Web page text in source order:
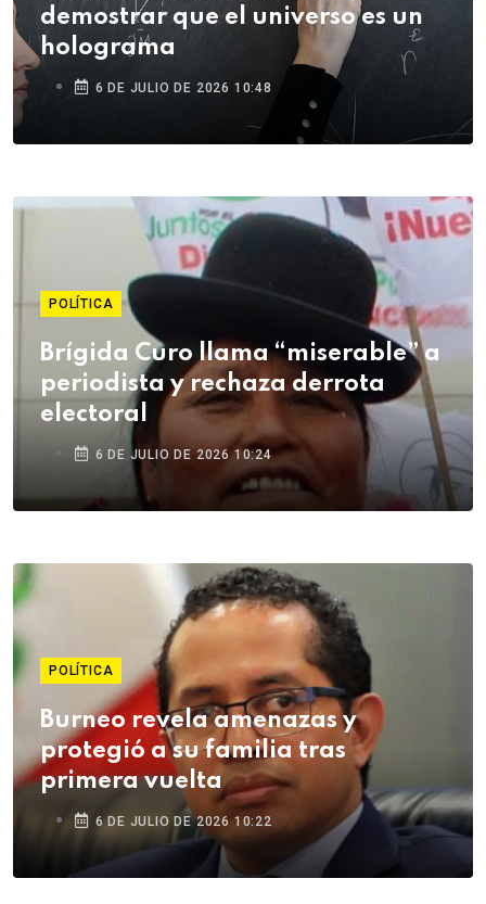
demostrar que el universo es un
holograma
6 DE JULIO DE 2026 10:48
POLÍTICA
Brígida Curo llama “miserable” a
periodista y rechaza derrota
electoral
6 DE JULIO DE 2026 10:24
POLÍTICA
Burneo revela amenazas y
protegió a su familia tras
primera vuelta
6 DE JULIO DE 2026 10:22